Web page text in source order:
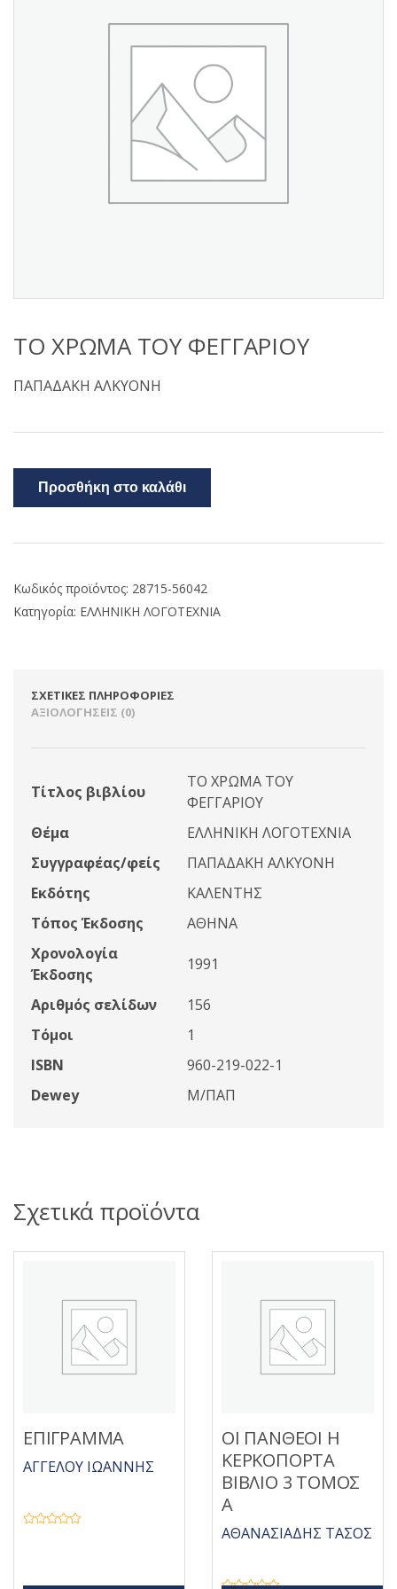
ΤΟ ΧΡΩΜΑ ΤΟΥ ΦΕΓΓΑΡΙΟΥ
ΠΑΠΑΔΑΚΗ ΑΛΚΥΟΝΗ
Προσθήκη στο καλάθι
Κωδικός προϊόντος: 28715-56042
Κατηγορία: ΕΛΛΗΝΙΚΗ ΛΟΓΟΤΕΧΝΙΑ
ΣΧΕΤΙΚΈΣ ΠΛΗΡΟΦΟΡΊΕΣ
ΑΞΙΟΛΟΓΉΣΕΙΣ (0)
Τίτλος βιβλίου
ΤΟ ΧΡΩΜΑ ΤΟΥ
ΦΕΓΓΑΡΙΟΥ
Θέμα
ΕΛΛΗΝΙΚΗ ΛΟΓΟΤΕΧΝΙΑ
Συγγραφέας/φείς
ΠΑΠΑΔΑΚΗ ΑΛΚΥΟΝΗ
Εκδότης
ΚΑΛΕΝΤΗΣ
Τόπος Έκδοσης
ΑΘΗΝΑ
Χρονολογία
Έκδοσης
1991
Αριθμός σελίδων
156
Τόμοι
1
ISBN
960-219-022-1
Dewey
Μ/ΠΑΠ
Σχετικά προϊόντα
ΕΠΙΓΡΑΜΜΑ
ΑΓΓΕΛΟΥ ΙΩΑΝΝΗΣ
ΟΙ ΠΑΝΘΕΟΙ Η
ΚΕΡΚΟΠΟΡΤΑ
ΒΙΒΛΙΟ 3 ΤΟΜΟΣ
Α
ΑΘΑΝΑΣΙΑΔΗΣ ΤΑΣΟΣ